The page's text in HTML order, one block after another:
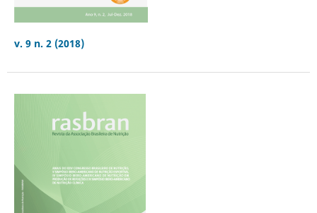
v. 9 n. 2 (2018)